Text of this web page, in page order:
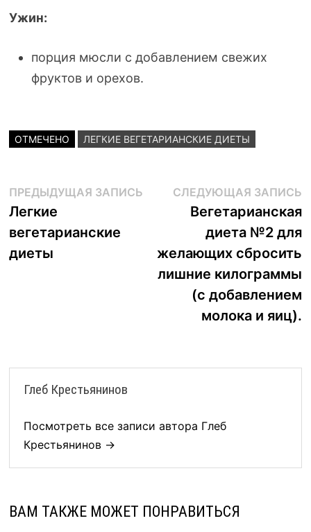
Ужин:
порция мюсли с добавлением свежих
фруктов и орехов.
ОТМЕЧЕНО ЛЕГКИЕ ВЕГЕТАРИАНСКИЕ ДИЕТЫ
Навигация
по
записям
ПРЕДЫДУЩАЯ ЗАПИСЬПредыдущая
Легкие
вегетарианские
диеты
СЛЕДУЮЩАЯ ЗАПИСЬ
Вегетарианская
диета №2 для
желающих сбросить
лишние килограммы
(с добавлением
молока и яиц).
Глеб Крестьянинов
Посмотреть все записи автора Глеб
Крестьянинов →
ВАМ ТАКЖЕ МОЖЕТ ПОНРАВИТЬСЯ